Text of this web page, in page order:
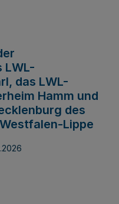
LWL-
das LWL-
Hamm und
des
Lippe